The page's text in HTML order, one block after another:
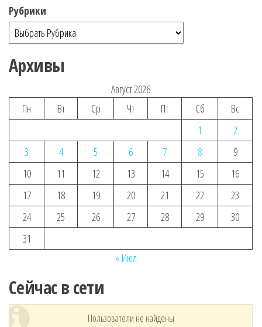
Рубрики
Архивы
Август 2026
Пн
Вт Ср Чт Пт Сб
Вс
1
2
3
4 5 6 7 8
9
10
11 12 13 14 15
16
17
18 19 20 21 22
23
24
25 26 27 28 29
30
31
« Июл
Сейчас в сети
Пользователи не найдены